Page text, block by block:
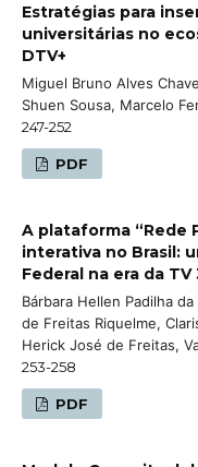
Estratégias para
universitárias no
DTV+
Miguel Bruno Alves
Shuen Sousa, Marcelo
247-252
PDF
A plataforma “Rede
interativa no Brasil:
Federal na era da TV
Bárbara Hellen Padilha
de Freitas Riquelme,
Herick José de Freitas,
253-258
PDF